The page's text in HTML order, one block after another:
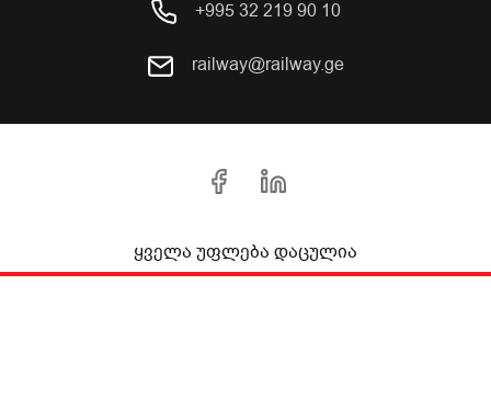
+995 32 219 90 10
railway@railway.ge
ყველა უფლება დაცულია